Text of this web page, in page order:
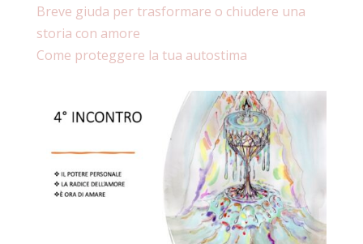
Breve giuda per trasformare o chiudere una
storia con amore
Come proteggere la tua autostima